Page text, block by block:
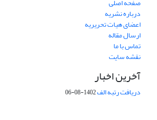
درباره نشریه
اعضای هیات تحریریه
ارسال مقاله
تماس با ما
نقشه سایت
آخرین اخبار
دریافت رتبه الف1402-08-06